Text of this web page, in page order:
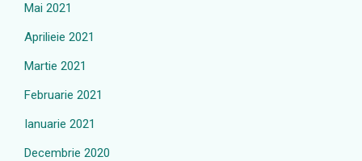
Mai 2021
Aprilieie 2021
Martie 2021
Februarie 2021
Ianuarie 2021
Decembrie 2020